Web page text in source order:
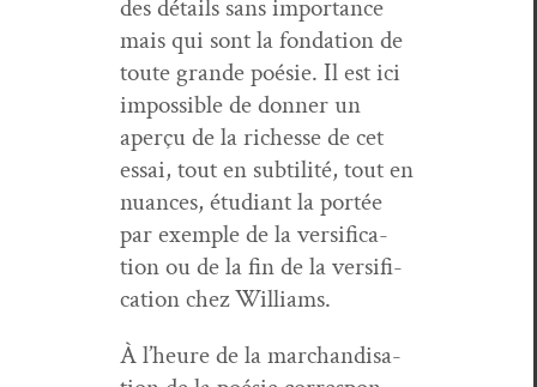
des détails sans impor­tance
mais qui sont la fon­da­tion de
toute grande poésie. Il est ici
impos­si­ble de don­ner un
aperçu de la richesse de cet
essai, tout en sub­til­ité, tout en
nuances, étu­di­ant la portée
par exem­ple de la ver­si­fi­ca­
tion ou de la fin de la ver­si­fi­
ca­tion chez Williams.
À l’heure de la marchan­di­s­a­